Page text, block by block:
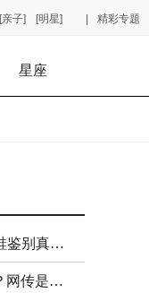
精彩专题
[亲子] [明星]
星座
抖音丢vans鞋是什么梗 丢鞋鉴别真假是真的吗
倪妮和倪大红是父女关系？网传是否真实？